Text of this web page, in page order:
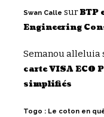
Swan Calle surBTP
Engineering
Semanou alleluia
carte VISA ECO
simplifiés
Togo : Le coton en